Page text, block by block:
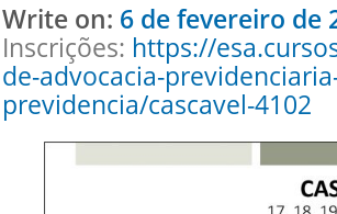
Write on: 6 de fevereiro de
Inscrições: https://
de-advocacia-
previdencia/cascavel-4102